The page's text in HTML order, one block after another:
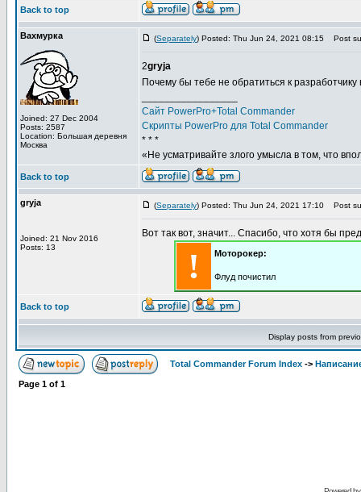
Back to top
Вахмурка
Joined: 27 Dec 2004
Posts: 2587
Location: Большая деревня
Москва
(Separately) Posted: Thu Jun 24, 2021 08:15 Post
2gryja
Почему бы тебе не обратиться к
Сайт PowerPro+Total Commander
Скрипты PowerPro для Total Commander
* * *
«Не усматривайте злого умысла в том, что
Back to top
gryja
Joined: 21 Nov 2016
Posts: 13
(Separately) Posted: Thu Jun 24, 2021 17:10 Post
Вот так вот, значит... Спасибо, что хотя бы
! Моторокер:
Флуд почистил
Back to top
Display posts from
Total Commander Forum Index ->
Page 1 of 1